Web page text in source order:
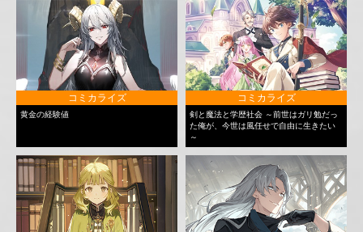
コミカライズ
黄金の経験値
コミカライズ
剣と魔法と学歴社会 ～前世はガリ勉だっ
た俺が、今世は風任せで自由に生きたい
～